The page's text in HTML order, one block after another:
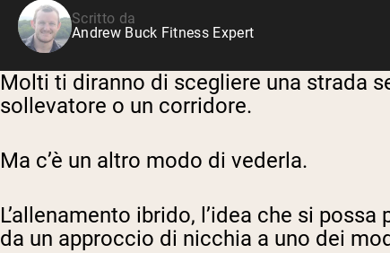
Scritto da
Andrew Buck Fitness Expert
Molti ti diranno di scegliere una strada
sollevatore o un corridore.
Ma c’è un altro modo di vederla.
L’allenamento ibrido, l’idea che si
da un approccio di nicchia a uno dei